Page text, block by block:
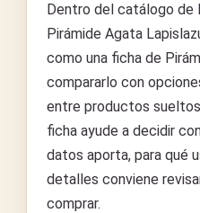
Dentro del catálogo de
Pirámide Agata
como una ficha de
compararlo con
entre productos
ficha ayude a decidir
datos aporta, para qué
detalles conviene
comprar.